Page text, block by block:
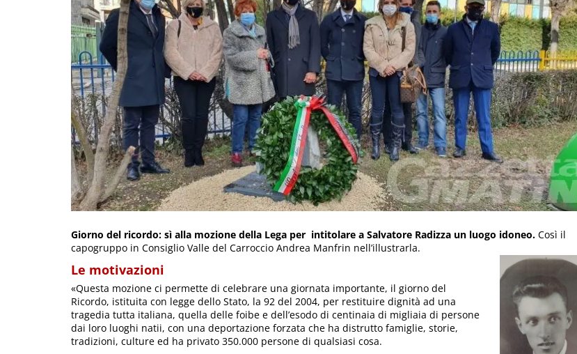
Giorno del ricordo: sì alla mozione della Lega per intitolare a Salvatore Radizza un luogo idoneo. Così il
capogruppo in Consiglio Valle del Carroccio Andrea Manfrin nell’illustrarla.
Le motivazioni
«Questa mozione ci permette di celebrare una giornata importante, il giorno del
Ricordo, istituita con legge dello Stato, la 92 del 2004, per restituire dignità ad una
tragedia tutta italiana, quella delle foibe e dell’esodo di centinaia di migliaia di persone
dai loro luoghi natii, con una deportazione forzata che ha distrutto famiglie, storie,
tradizioni, culture ed ha privato 350.000 persone di qualsiasi cosa.